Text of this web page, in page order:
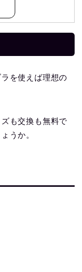
を使えば理想の
も交換も無料で
うか。